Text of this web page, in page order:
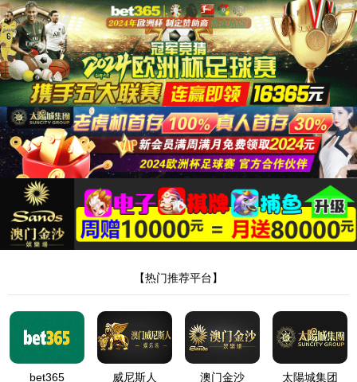
404，您请求的
文件不存在!